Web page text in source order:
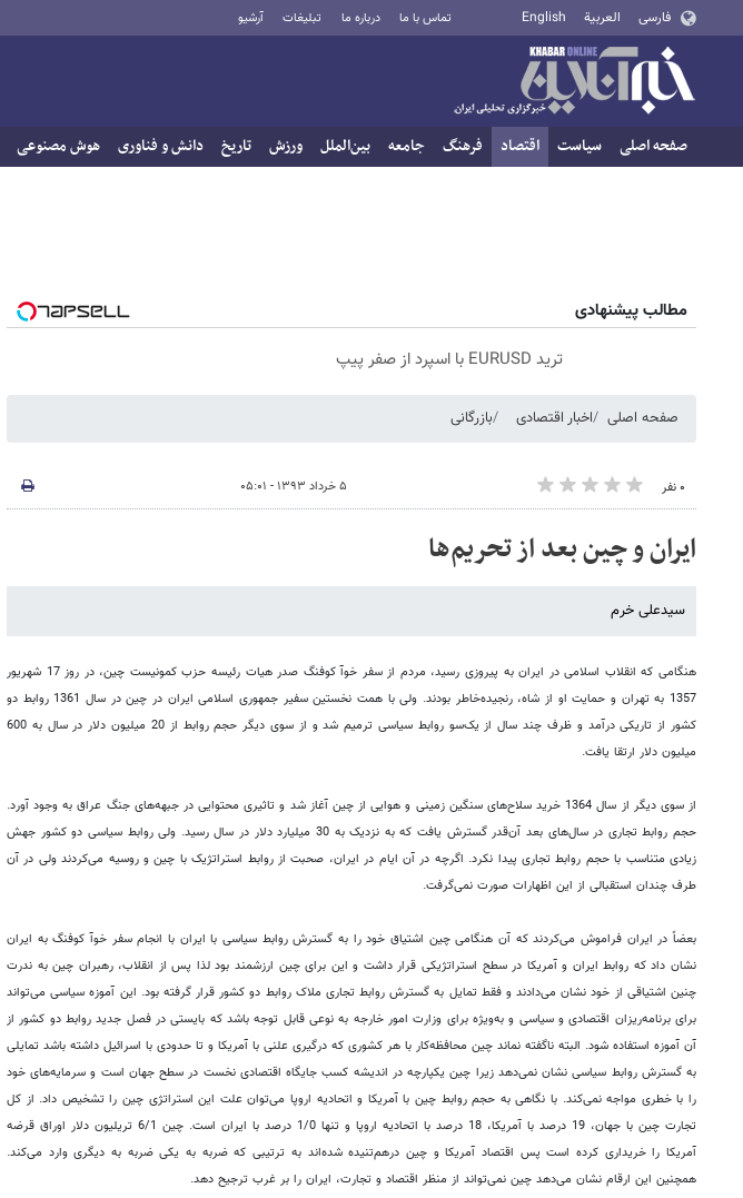
فارسی العربية English تماس با ما درباره ما تبلیغات آرشیو
صفحه اصلی سیاست اقتصاد فرهنگ جامعه بین‌الملل ورزش تاریخ دانش و فناوری هوش مصنوعی
مطالب پیشنهادی
ترید EURUSD با اسپرد از صفر پیپ
صفحه اصلی اخبار اقتصادی بازرگانی
۰ نفر ۵ خرداد ۱۳۹۳ - ۰۵:۰۱
ایران و چین بعد از تحریم‌ها
سیدعلی خرم
هنگامی که انقلاب اسلامی در ایران به پیروزی رسید، مردم از سفر خوآ کوفنگ صدر هیات رئیسه حزب کمونیست چین، در روز 17 شهریور
1357 به تهران و حمایت او از شاه، رنجیده‌خاطر بودند. ولی با همت نخستین سفیر جمهوری اسلامی ایران در چین در سال 1361 روابط دو
کشور از تاریکی درآمد و ظرف چند سال از یک‌سو روابط سیاسی ترمیم شد و از سوی دیگر حجم روابط از 20 میلیون دلار در سال به 600
میلیون دلار ارتقا یافت.
از سوی دیگر از سال 1364 خرید سلاح‌های سنگین زمینی و هوایی از چین آغاز شد و تاثیری محتوایی در جبهه‌های جنگ عراق به وجود آورد.
حجم روابط تجاری در سال‌های بعد آن‌قدر گسترش یافت که به نزدیک به 30 میلیارد دلار در سال رسید. ولی روابط سیاسی دو کشور جهش
زیادی متناسب با حجم روابط تجاری پیدا نکرد. اگرچه در آن ایام در ایران، صحبت از روابط استراتژیک با چین و روسیه می‌کردند ولی در آن
‌طرف چندان استقبالی از این اظهارات صورت نمی‌گرفت.
بعضاً در ایران فراموش می‌کردند که آن هنگامی چین اشتیاق خود را به گسترش روابط سیاسی با ایران با انجام سفر خوآ کوفنگ به ایران
نشان داد که روابط ایران و آمریکا در سطح استراتژیکی قرار داشت و این برای چین ارزشمند بود لذا پس از انقلاب، رهبران چین به ندرت
چنین اشتیاقی از خود نشان می‌دادند و فقط تمایل به گسترش روابط تجاری ملاک روابط دو کشور قرار گرفته بود. این آموزه سیاسی می‌تواند
برای برنامه‌ریزان اقتصادی و سیاسی و به‌ویژه برای وزارت امور خارجه به نوعی قابل توجه باشد که بایستی در فصل جدید روابط دو کشور از
آن آموزه استفاده شود. البته ناگفته نماند چین محافظه‌کار با هر کشوری که درگیری علنی با آمریکا و تا حدودی با اسرائیل داشته باشد تمایلی
به گسترش روابط سیاسی نشان نمی‌دهد زیرا چین یکپارچه در اندیشه کسب جایگاه اقتصادی نخست در سطح جهان است و سرمایه‌های خود
را با خطری مواجه نمی‌کند. با نگاهی به حجم روابط چین با آمریکا و اتحادیه اروپا می‌توان علت این استراتژی چین را تشخیص داد. از کل
تجارت چین با جهان، 19 درصد با آمریکا، 18 درصد با اتحادیه اروپا و تنها 1/0 درصد با ایران است. چین 6/1 تریلیون دلار اوراق قرضه
آمریکا را خریداری کرده است پس اقتصاد آمریکا و چین درهم‌تنیده شده‌اند به ترتیبی که ضربه به یکی ضربه به دیگری وارد می‌کند.
همچنین این ارقام نشان می‌دهد چین نمی‌تواند از منظر اقتصاد و تجارت، ایران را بر غرب ترجیح دهد.